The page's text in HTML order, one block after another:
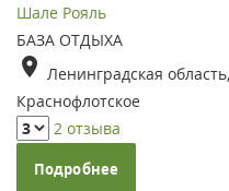
Шале Рояль
БАЗА ОТДЫХА
Ленинградская
Краснофлотское
2 отзыва
Подробнее